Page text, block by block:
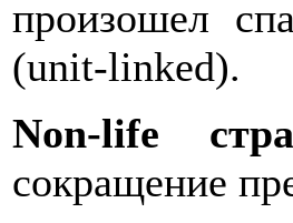
произошел
(unit-linked).
Non-life
сокращение